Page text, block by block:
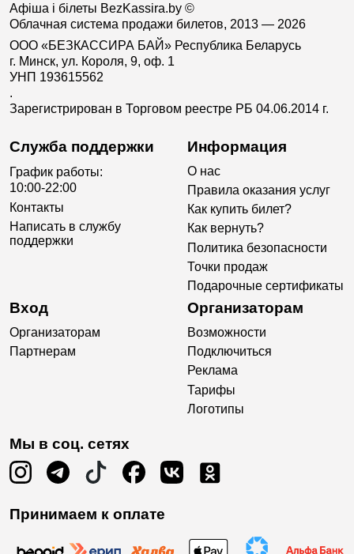
Афіша і білеты BezKassira.by ©
Облачная система продажи билетов, 2013 — 2026
ООО «БЕЗКАССИРА БАЙ» Республика Беларусь
г. Минск, ул. Короля, 9, оф. 1
УНП 193615562
.
Зарегистрирован в Торговом реестре РБ 04.06.2014 г.
Служба поддержки
График работы:
10:00-22:00
Контакты
Написать в службу
поддержки
Информация
О нас
Правила оказания услуг
Как купить билет?
Как вернуть?
Политика безопасности
Точки продаж
Подарочные сертификаты
Вход
Организаторам
Партнерам
Организаторам
Возможности
Подключиться
Реклама
Тарифы
Логотипы
Мы в соц. сетях
Принимаем к оплате